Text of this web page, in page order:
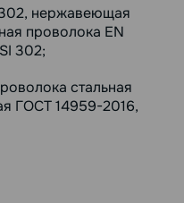
нержавеющая
проволока EN
302;
стальная
ГОСТ 14959-2016,